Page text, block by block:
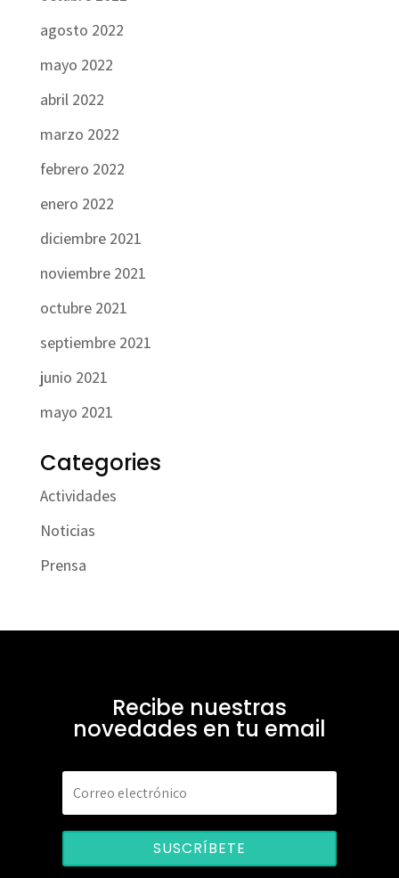
agosto 2022
mayo 2022
abril 2022
marzo 2022
febrero 2022
enero 2022
diciembre 2021
noviembre 2021
octubre 2021
septiembre 2021
junio 2021
mayo 2021
Categories
Actividades
Noticias
Prensa
Recibe nuestras
novedades en tu email
SUSCRÍBETE